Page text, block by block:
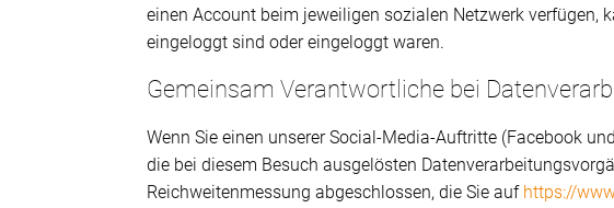
einen Account beim jeweiligen sozialen Netzwerk verfügen,
eingeloggt sind oder eingeloggt waren.
Gemeinsam Verantwortliche bei
Wenn Sie einen unserer Social-Media-Auftritte (Facebook
die bei diesem Besuch ausgelösten
Reichweitenmessung abgeschlossen, die Sie auf https://